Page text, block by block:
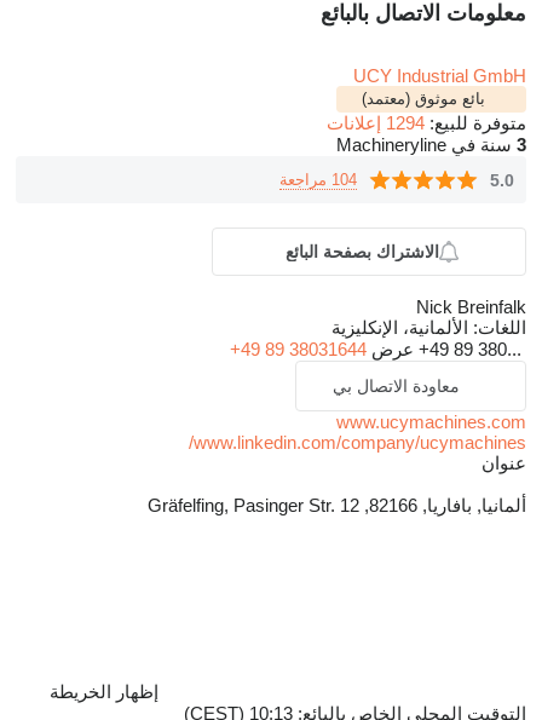
معلومات الاتصال بالبائع
UCY Industrial GmbH
بائع موثوق (معتمد)
متوفرة للبيع: 1294 إعلانات
3 سنة في Machineryline
5.0 104 مراجعة
الاشتراك بصفحة البائع
Nick Breinfalk
اللغات: الألمانية، الإنكليزية
+49 89 380... عرض +49 89 38031644
معاودة الاتصال بي
www.ucymachines.com
www.linkedin.com/company/ucymachines/
عنوان
ألمانيا, بافاريا, 82166, Gräfelfing, Pasinger Str. 12
إظهار الخريطة
التوقيت المحلي الخاص بالبائع: 10:13 (CEST)